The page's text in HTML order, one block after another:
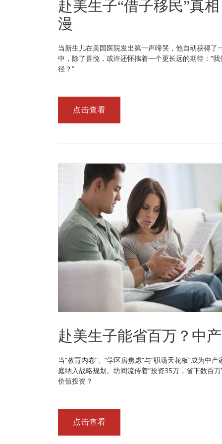
赴美生子“借子移民”真
漫
当新生儿在美国医院发出第一声啼哭，他自动获得
中，除了喜悦，或许还怀揣着一个更长远的期待：“
径？”
点击查看
赴美生子能省百万？中
当“教育内卷”、“学区房焦虑”与“职场天花板”成为
庭纳入战略规划。坊间流传着“投资35万，省下数百
价值投资？
点击查看